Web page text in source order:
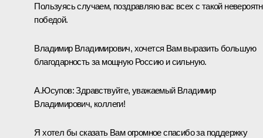
Пользуясь случаем, поздравляю вас всех с такой
победой.
Владимир Владимирович, хочется Вам выразить большую
благодарность за мощную Россию и сильную.
А.Юсупов:Здравствуйте, уважаемый Владимир
Владимирович, коллеги!
Я хотел бы сказать Вам огромное спасибо за поддержку